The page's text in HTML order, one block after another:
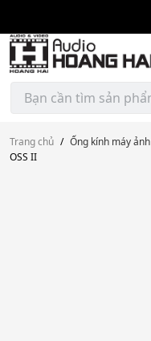
content
Tìm
kiếm:
Trang chủ / Ống kính máy ảnh
OSS II